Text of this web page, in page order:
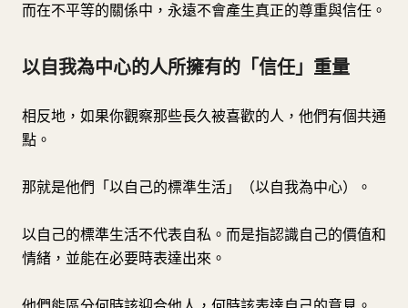
而在不平等的關係中，永遠不會產生真正的尊重與信任。
以自我為中心的人所擁有的「信任」重量
相反地，如果你觀察那些長久被喜歡的人，他們有個共通
點。
那就是他們「以自己的標準生活」（以自我為中心）。
以自己的標準生活不代表自私。而是指認識自己的價值和
情緒，並能在必要時表達出來。